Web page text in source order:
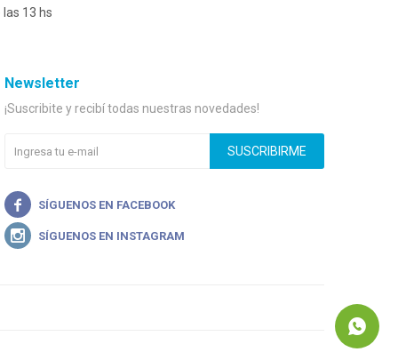
13 hs
Newsletter
¡Suscribite y recibí todas nuestras novedades!
SUSCRIBIRME

